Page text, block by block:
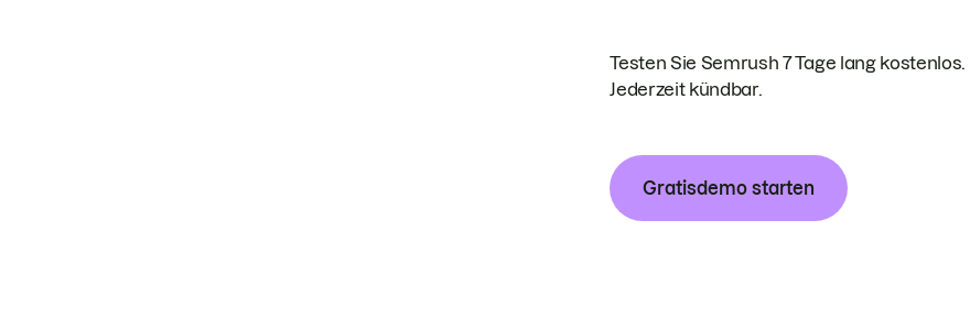
Testen Sie Semrush 7 Tage lang kostenlos.
Jederzeit kündbar.
Gratisdemo starten